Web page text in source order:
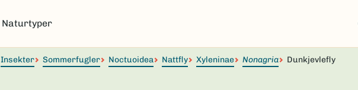
Naturtyper
Insekter Sommerfugler Noctuoidea Nattfly Xyleninae Nonagria Dunkjevlefly